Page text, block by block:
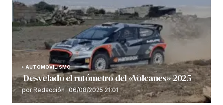
AUTOMOVILISMO
Desvelado el rutómetro del «Volcanes» 2025
por Redacción 06/08/2025 21:01